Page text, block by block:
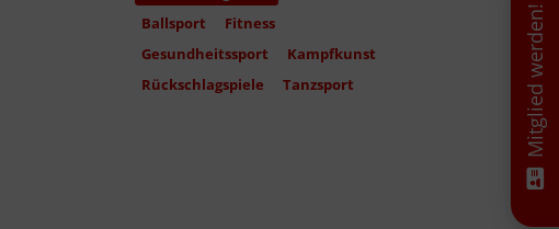
Ballsport
Fitness
Gesundheitssport
Kampfkunst
Rückschlagspiele
Tanzsport Mitglied werden!